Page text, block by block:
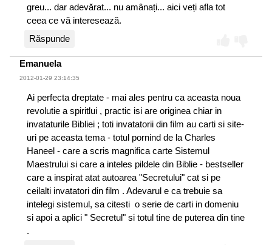
greu... dar adevărat... nu amânați... aici veți afla tot
ceea ce vă interesează.
Răspunde
Emanuela
2012-01-29 23:14:35
Ai perfecta dreptate - mai ales pentru ca aceasta noua
revolutie a spiritlui , practic isi are originea chiar in
invataturile Bibliei ; toti invatatorii din film au carti si site-
uri pe aceasta tema - totul pornind de la Charles
Haneel - care a scris magnifica carte Sistemul
Maestrului si care a inteles pildele din Biblie - bestseller
care a inspirat atat autoarea "Secretului" cat si pe
ceilalti invatatori din film . Adevarul e ca trebuie sa
intelegi sistemul, sa citesti o serie de carti in domeniu
si apoi a aplici " Secretul" si totul tine de puterea din tine
.